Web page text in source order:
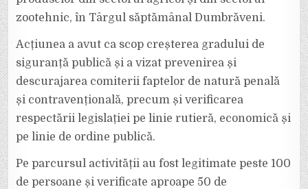
zootehnic, în Târgul săptămânal Dumbrăveni.
Acțiunea a avut ca scop creșterea gradului de
siguranță publică și a vizat prevenirea și
descurajarea comiterii faptelor de natură penală
și contravențională, precum și verificarea
respectării legislației pe linie rutieră, economică și
pe linie de ordine publică.
Pe parcursul activității au fost legitimate peste 100
de persoane și verificate aproape 50 de